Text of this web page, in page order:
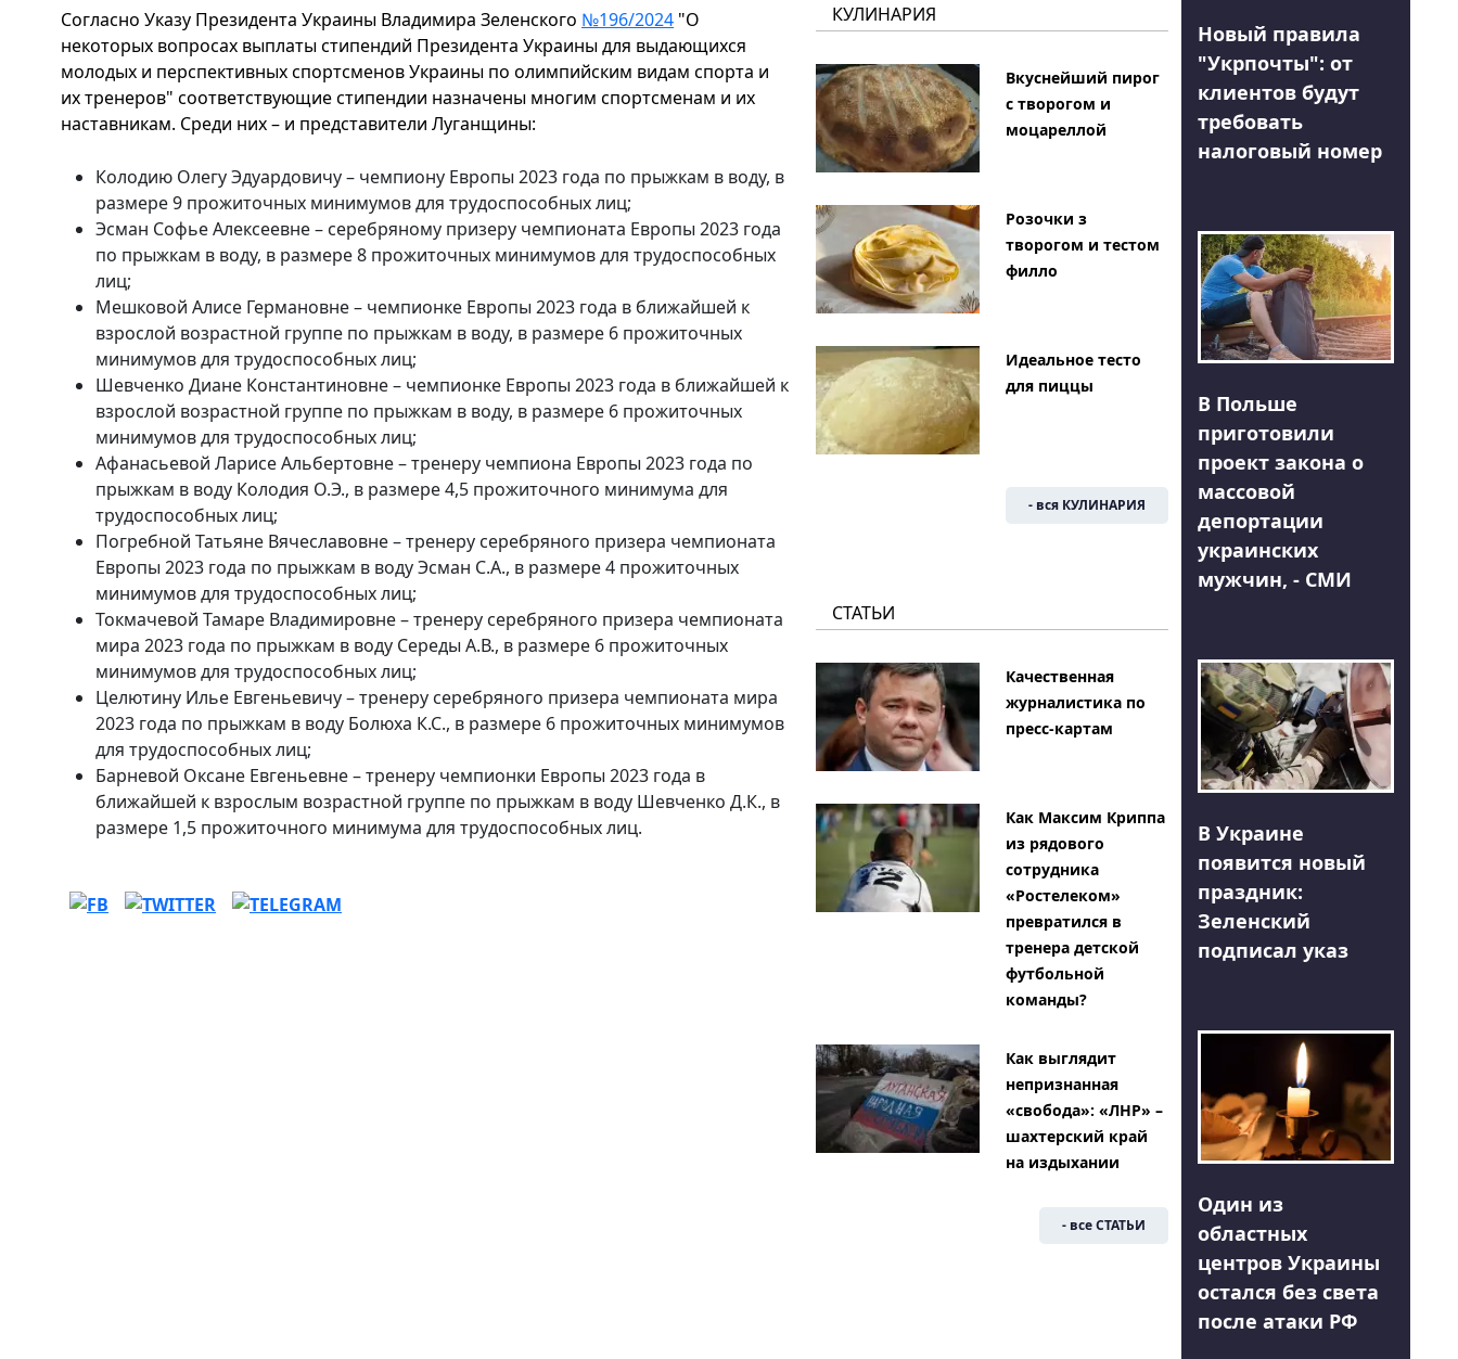
Согласно Указу Президента Украины Владимира Зеленского №196/2024 "О
некоторых вопросах выплаты стипендий Президента Украины для выдающихся
молодых и перспективных спортсменов Украины по олимпийским видам спорта и
их тренеров" соответствующие стипендии назначены многим спортсменам и их
наставникам. Среди них – и представители Луганщины:
Колодию Олегу Эдуардовичу – чемпиону Европы 2023 года по прыжкам в воду, в
размере 9 прожиточных минимумов для трудоспособных лиц;
Эсман Софье Алексеевне – серебряному призеру чемпионата Европы 2023 года
по прыжкам в воду, в размере 8 прожиточных минимумов для трудоспособных
лиц;
Мешковой Алисе Германовне – чемпионке Европы 2023 года в ближайшей к
взрослой возрастной группе по прыжкам в воду, в размере 6 прожиточных
минимумов для трудоспособных лиц;
Шевченко Диане Константиновне – чемпионке Европы 2023 года в ближайшей к
взрослой возрастной группе по прыжкам в воду, в размере 6 прожиточных
минимумов для трудоспособных лиц;
Афанасьевой Ларисе Альбертовне – тренеру чемпиона Европы 2023 года по
прыжкам в воду Колодия О.Э., в размере 4,5 прожиточного минимума для
трудоспособных лиц;
Погребной Татьяне Вячеславовне – тренеру серебряного призера чемпионата
Европы 2023 года по прыжкам в воду Эсман С.А., в размере 4 прожиточных
минимумов для трудоспособных лиц;
Токмачевой Тамаре Владимировне – тренеру серебряного призера чемпионата
мира 2023 года по прыжкам в воду Середы А.В., в размере 6 прожиточных
минимумов для трудоспособных лиц;
Целютину Илье Евгеньевичу – тренеру серебряного призера чемпионата мира
2023 года по прыжкам в воду Болюха К.С., в размере 6 прожиточных минимумов
для трудоспособных лиц;
Барневой Оксане Евгеньевне – тренеру чемпионки Европы 2023 года в
ближайшей к взрослым возрастной группе по прыжкам в воду Шевченко Д.К., в
размере 1,5 прожиточного минимума для трудоспособных лиц.
КУЛИНАРИЯ
Вкуснейший пирог
с творогом и
моцареллой
Розочки з
творогом и тестом
филло
Идеальное тесто
для пиццы
- вся КУЛИНАРИЯ
СТАТЬИ
Качественная
журналистика по
пресс-картам
Как Максим Криппа
из рядового
сотрудника
«Ростелеком»
превратился в
тренера детской
футбольной
команды?
Как выглядит
непризнанная
«свобода»: «ЛНР» –
шахтерский край
на издыхании
- все СТАТЬИ
Новый правила
"Укрпочты": от
клиентов будут
требовать
налоговый номер
В Польше
приготовили
проект закона о
массовой
депортации
украинских
мужчин, - СМИ
В Украине
появится новый
праздник:
Зеленский
подписал указ
Один из
областных
центров Украины
остался без света
после атаки РФ